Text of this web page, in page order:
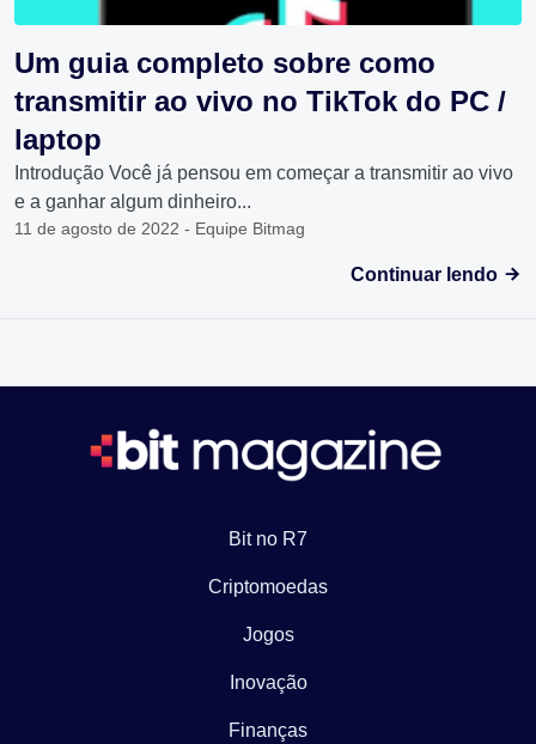
Um guia completo sobre como
transmitir ao vivo no TikTok do PC /
laptop
Introdução Você já pensou em começar a transmitir ao vivo
e a ganhar algum dinheiro...
11 de agosto de 2022 - Equipe Bitmag
Continuar lendo
Bit no R7
Criptomoedas
Jogos
Inovação
Finanças